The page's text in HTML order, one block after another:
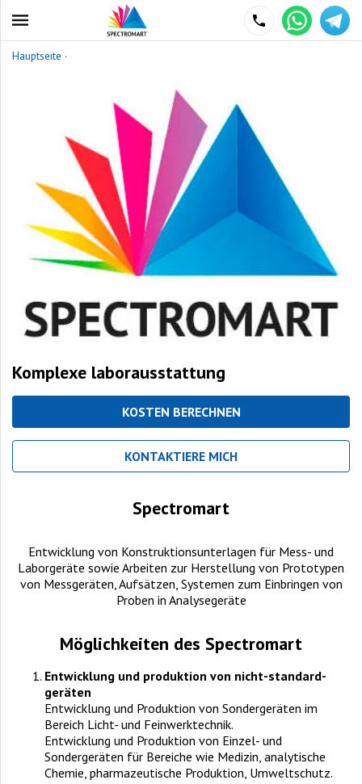
Hauptseite ·
Komplexe laborausstattung
KOSTEN BERECHNEN
KONTAKTIERE MICH
Spectromart
Entwicklung von Konstruktionsunterlagen für Mess- und
Laborgeräte sowie Arbeiten zur Herstellung von Prototypen
von Messgeräten, Aufsätzen, Systemen zum Einbringen von
Proben in Analysegeräte
Möglichkeiten des Spectromart
Entwicklung und produktion von nicht-standard-
geräten
Entwicklung und Produktion von Sondergeräten im
Bereich Licht- und Feinwerktechnik.
Entwicklung und Produktion von Einzel- und
Sondergeräten für Bereiche wie Medizin, analytische
Chemie, pharmazeutische Produktion, Umweltschutz.